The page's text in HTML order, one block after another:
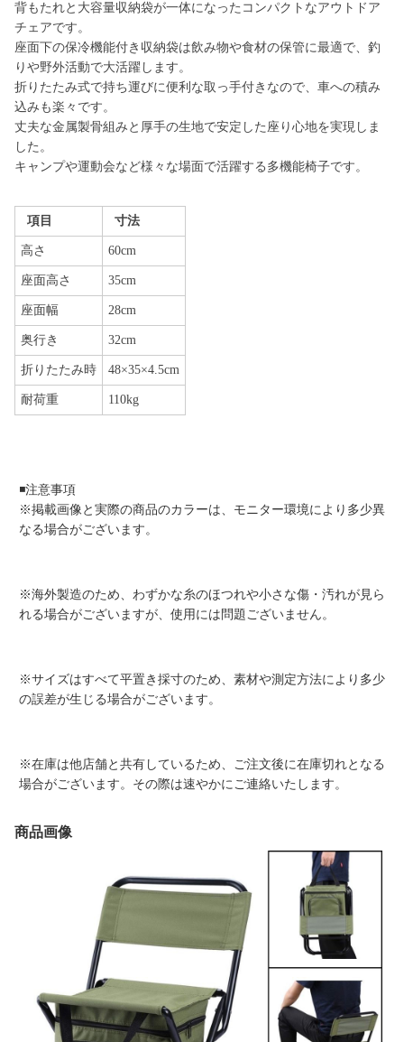
背もたれと大容量収納袋が一体になったコンパクトなアウトドア
チェアです。
座面下の保冷機能付き収納袋は飲み物や食材の保管に最適で、釣
りや野外活動で大活躍します。
折りたたみ式で持ち運びに便利な取っ手付きなので、車への積み
込みも楽々です。
丈夫な金属製骨組みと厚手の生地で安定した座り心地を実現しま
した。
キャンプや運動会など様々な場面で活躍する多機能椅子です。
項目 寸法
高さ 60cm
座面高さ 35cm
座面幅 28cm
奥行き 32cm
折りたたみ時 48×35×4.5cm
耐荷重 110kg
◾️注意事項
※掲載画像と実際の商品のカラーは、モニター環境により多少異
なる場合がございます。
※海外製造のため、わずかな糸のほつれや小さな傷・汚れが見ら
れる場合がございますが、使用には問題ございません。
※サイズはすべて平置き採寸のため、素材や測定方法により多少
の誤差が生じる場合がございます。
※在庫は他店舗と共有しているため、ご注文後に在庫切れとなる
場合がございます。その際は速やかにご連絡いたします。
商品画像